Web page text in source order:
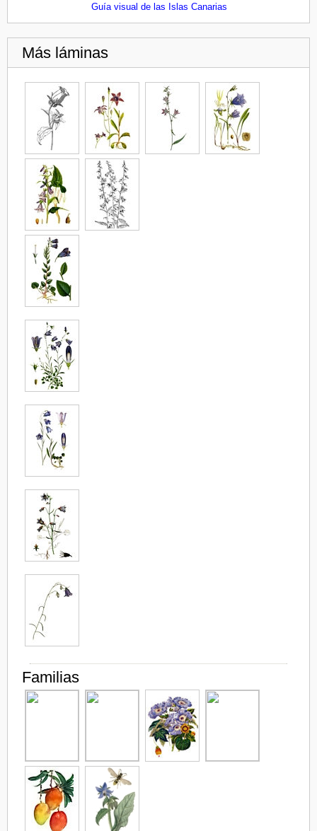
Guía visual de las Islas Canarias
Más láminas
Familias